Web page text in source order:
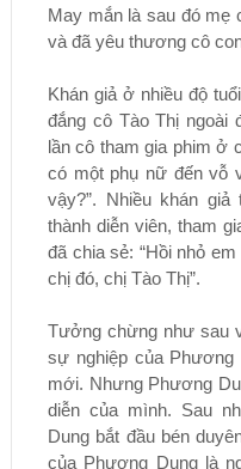
May mắn là sau đó mẹ
và đã yêu thương cô
Khán giả ở nhiều độ
đắng cô Tào Thị ngoài
lần cô tham gia phim ở
có một phụ nữ đến vỗ
vậy?”. Nhiều khán
thành diễn viên, tham
đã chia sẻ: “Hồi nhỏ
chị đó, chị Tào Thị”.
Tưởng chừng như sau
sự nghiệp của
mới. Nhưng Phương
diễn của mình. Sau
Dung bắt đầu bén
của Phương Dung là